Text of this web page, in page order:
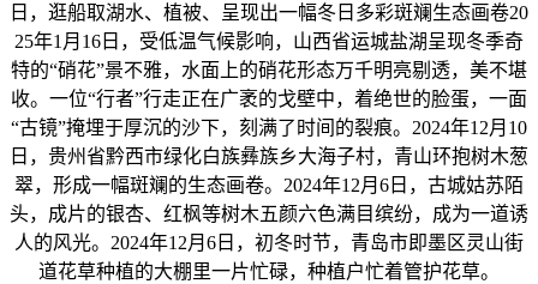
日，逛船取湖水、植被、呈现出一幅冬日多彩斑斓生态画卷20
25年1月16日，受低温气候影响，山西省运城盐湖呈现冬季奇
特的“硝花”景不雅，水面上的硝花形态万千明亮剔透，美不堪
收。一位“行者”行走正在广袤的戈壁中，着绝世的脸蛋，一面
“古镜”掩埋于厚沉的沙下，刻满了时间的裂痕。2024年12月10
日，贵州省黔西市绿化白族彝族乡大海子村，青山环抱树木葱
翠，形成一幅斑斓的生态画卷。2024年12月6日，古城姑苏陌
头，成片的银杏、红枫等树木五颜六色满目缤纷，成为一道诱
人的风光。2024年12月6日，初冬时节，青岛市即墨区灵山街
道花草种植的大棚里一片忙碌，种植户忙着管护花草。